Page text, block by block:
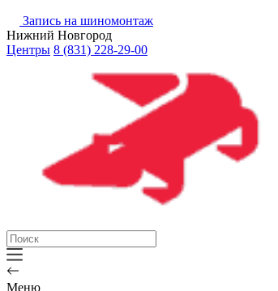
Запись на шиномонтаж
Нижний Новгород
Центры 8 (831) 228-29-00
Меню